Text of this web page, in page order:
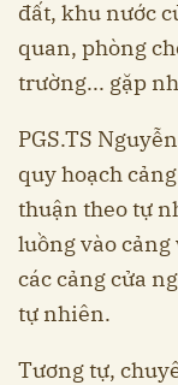
đất, khu nước
quan, phòng
trường... gặp
PGS.TS
quy hoạch
thuận theo tự
luồng vào
các cảng cửa
tự nhiên.
Tương tự,